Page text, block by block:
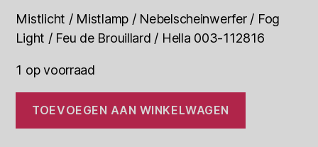
Mistlicht / Mistlamp / Nebelscheinwerfer / Fog
Light / Feu de Brouillard / Hella 003-112816
1 op voorraad
Hella
003-
TOEVOEGEN AAN WINKELWAGEN